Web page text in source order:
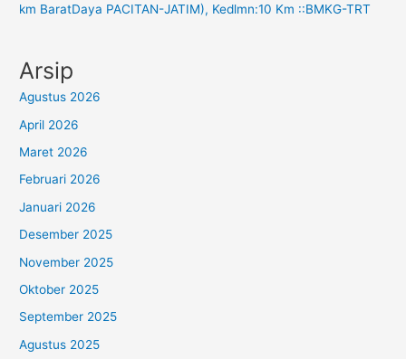
km BaratDaya PACITAN-JATIM), Kedlmn:10 Km ::BMKG-TRT
Arsip
Agustus 2026
April 2026
Maret 2026
Februari 2026
Januari 2026
Desember 2025
November 2025
Oktober 2025
September 2025
Agustus 2025